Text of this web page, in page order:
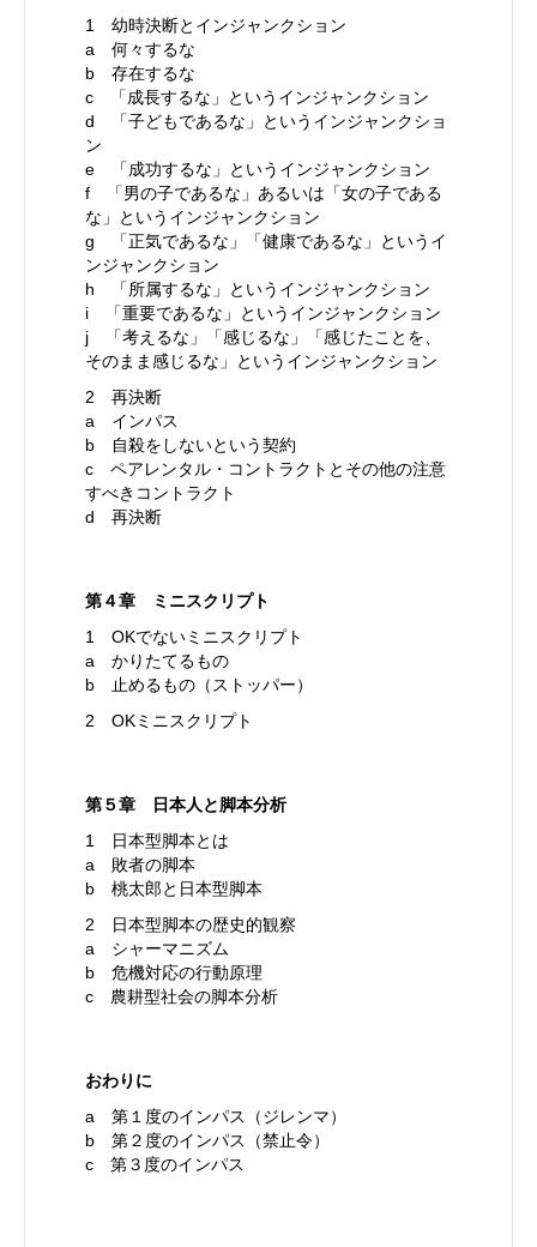
1 幼時決断とインジャンクション
a 何々するな
b 存在するな
c 「成長するな」というインジャンクション
d 「子どもであるな」というインジャンクショ
ン
e 「成功するな」というインジャンクション
f 「男の子であるな」あるいは「女の子である
な」というインジャンクション
g 「正気であるな」「健康であるな」というイ
ンジャンクション
h 「所属するな」というインジャンクション
i 「重要であるな」というインジャンクション
j 「考えるな」「感じるな」「感じたことを、
そのまま感じるな」というインジャンクション
2 再決断
a インパス
b 自殺をしないという契約
c ペアレンタル・コントラクトとその他の注意
すべきコントラクト
d 再決断
第４章 ミニスクリプト
1 OKでないミニスクリプト
a かりたてるもの
b 止めるもの（ストッパー）
2 OKミニスクリプト
第５章 日本人と脚本分析
1 日本型脚本とは
a 敗者の脚本
b 桃太郎と日本型脚本
2 日本型脚本の歴史的観察
a シャーマニズム
b 危機対応の行動原理
c 農耕型社会の脚本分析
おわりに
a 第１度のインパス（ジレンマ）
b 第２度のインパス（禁止令）
c 第３度のインパス